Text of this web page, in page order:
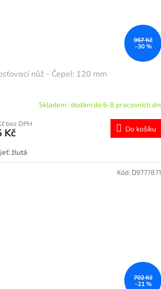
967 Kč
–30 %
nůž - Čepel: 120 mm
Skladem : dodání do 6-8 pracovních
bez DPH
Kč Do košíku
žlutá
702 Kč
–21 %
Kód: D9777871